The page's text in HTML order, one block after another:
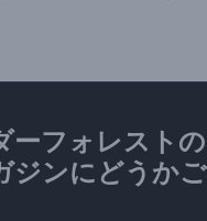
ーフォレスト
ジンにどうか